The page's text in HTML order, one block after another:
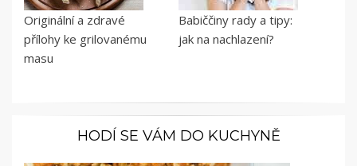
Originální a zdravé
přílohy ke grilovanému
masu
Babiččiny rady a tipy:
jak na nachlazení?
HODÍ SE VÁM DO KUCHYNĚ